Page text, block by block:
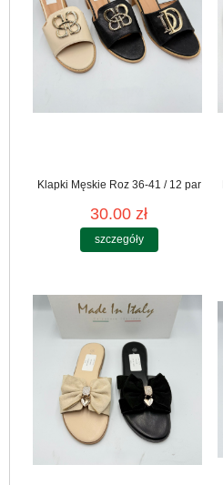
Klapki Męskie Roz 36-41 / 12 par
30.00 zł
szczegóły